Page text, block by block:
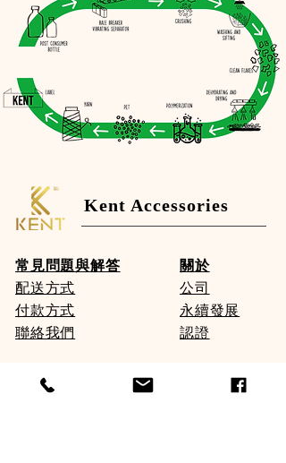
Kent Accessories
常見問題與解答
配送方式
付款方式
聯絡我們
關於
公司
永續發展
認證
電子郵箱
info@kentlabel.com